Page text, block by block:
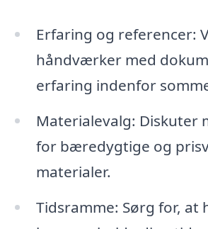
Erfaring og referencer:
håndværker med
erfaring indenfor
Materialevalg: Diskuter
for bæredygtige og
materialer.
Tidsramme: Sørg for,